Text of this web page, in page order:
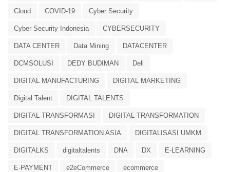
Cloud COVID-19 Cyber Security
Cyber Security Indonesia CYBERSECURITY
DATA CENTER Data Mining DATACENTER
DCMSOLUSI DEDY BUDIMAN Dell
DIGITAL MANUFACTURING DIGITAL MARKETING
Digital Talent DIGITAL TALENTS
DIGITAL TRANSFORMASI DIGITAL TRANSFORMATION
DIGITAL TRANSFORMATION ASIA DIGITALISASI UMKM
DIGITALKS digitaltalents DNA DX E-LEARNING
E-PAYMENT e2eCommerce ecommerce